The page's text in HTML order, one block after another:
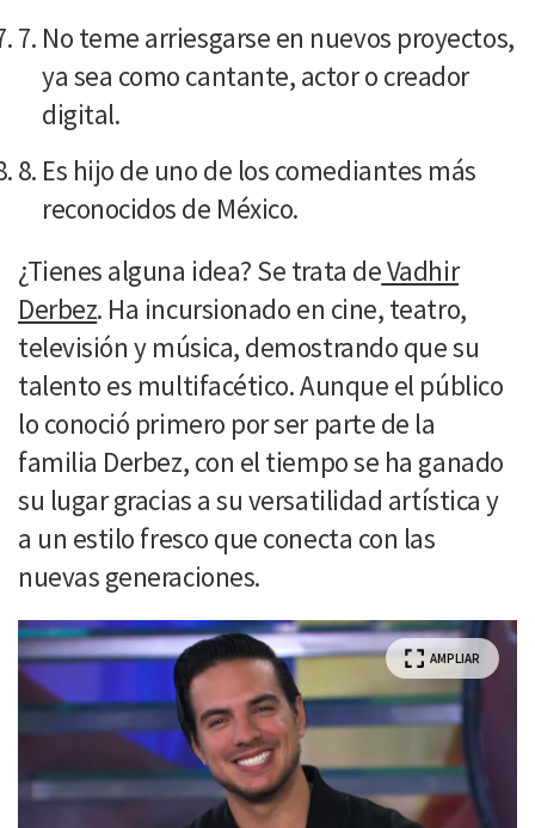
No teme arriesgarse en nuevos proyectos,
ya sea como cantante, actor o creador
digital.
Es hijo de uno de los comediantes más
reconocidos de México.
¿Tienes alguna idea? Se trata deVadhir
Derbez. Ha incursionado en cine, teatro,
televisión y música, demostrando que su
talento es multifacético. Aunque el público
lo conoció primero por ser parte de la
familia Derbez, con el tiempo se ha ganado
su lugar gracias a su versatilidad artística y
a un estilo fresco que conecta con las
nuevas generaciones.
AMPLIAR